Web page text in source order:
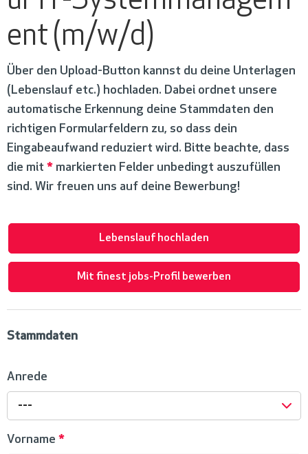
ent (m/w/d)
Über den Upload-Button kannst du deine Unterlagen
(Lebenslauf etc.) hochladen. Dabei ordnet unsere
automatische Erkennung deine Stammdaten den
richtigen Formularfeldern zu, so dass dein
Eingabeaufwand reduziert wird. Bitte beachte, dass
die mit * markierten Felder unbedingt auszufüllen
sind. Wir freuen uns auf deine Bewerbung!
Lebenslauf hochladen
Mit finest jobs-Profil bewerben
Stammdaten
Anrede
---
Vorname *